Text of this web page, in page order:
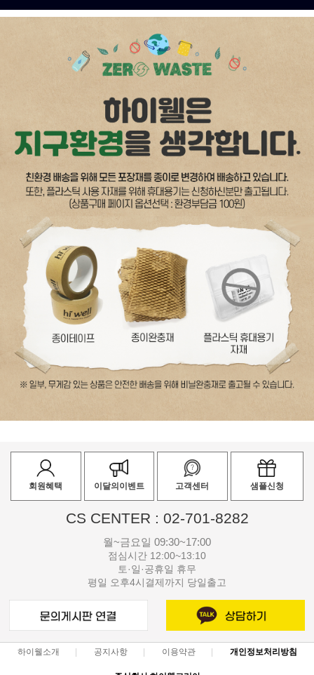
회원혜택 이달의이벤트 고객센터 샘플신청
CS CENTER : 02-701-8282
월~금요일 09:30~17:00
점심시간 12:00~13:10
토·일·공휴일 휴무
평일 오후4시결제까지 당일출고
하이웰소개 공지사항 이용약관 개인정보처리방침